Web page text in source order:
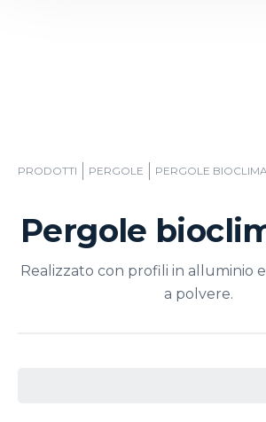
PRODOTTI PERGOLE PERGOLE
Pergole
Realizzato con profili in alluminio
a polvere.